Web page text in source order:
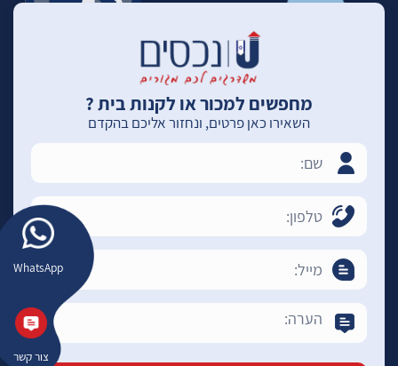
WhatsApp
צור קשר
מחפשים למכור או לקנות בית ?
השאירו כאן פרטים, ונחזור אליכם בהקדם